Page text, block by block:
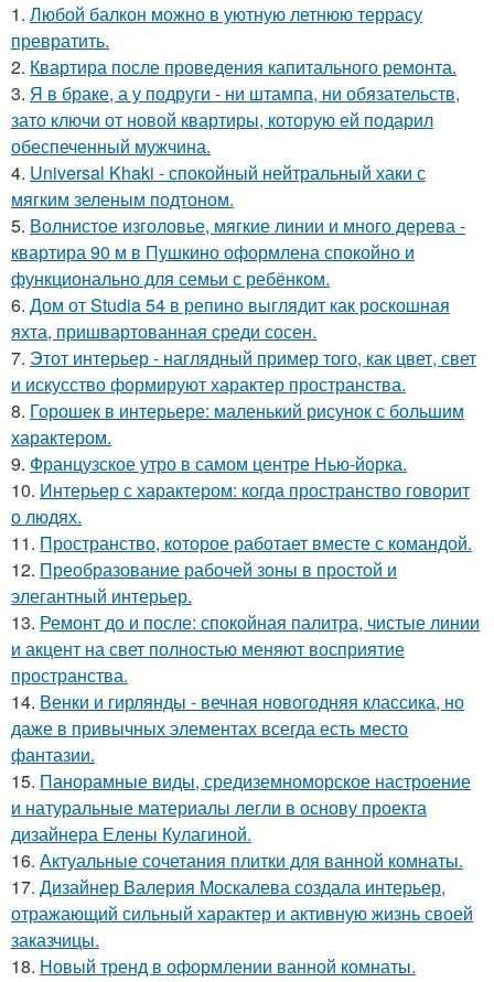
1. Любой балкон можно в уютную летнюю террасу
превратить.
2. Квартира после проведения капитального ремонта.
3. Я в браке, а у подруги - ни штампа, ни обязательств,
зато ключи от новой квартиры, которую ей подарил
обеспеченный мужчина.
4. Universal Khaki - спокойный нейтральный хаки с
мягким зеленым подтоном.
5. Волнистое изголовье, мягкие линии и много дерева -
квартира 90 м в Пушкино оформлена спокойно и
функционально для семьи с ребёнком.
6. Дом от Studia 54 в репино выглядит как роскошная
яхта, пришвартованная среди сосен.
7. Этот интерьер - наглядный пример того, как цвет, свет
и искусство формируют характер пространства.
8. Горошек в интерьере: маленький рисунок с большим
характером.
9. Французское утро в самом центре Нью-йорка.
10. Интерьер с характером: когда пространство говорит
о людях.
11. Пространство, которое работает вместе с командой.
12. Преобразование рабочей зоны в простой и
элегантный интерьер.
13. Ремонт до и после: спокойная палитра, чистые линии
и акцент на свет полностью меняют восприятие
пространства.
14. Венки и гирлянды - вечная новогодняя классика, но
даже в привычных элементах всегда есть место
фантазии.
15. Панорамные виды, средиземноморское настроение
и натуральные материалы легли в основу проекта
дизайнера Елены Кулагиной.
16. Актуальные сочетания плитки для ванной комнаты.
17. Дизайнер Валерия Москалева создала интерьер,
отражающий сильный характер и активную жизнь своей
заказчицы.
18. Новый тренд в оформлении ванной комнаты.